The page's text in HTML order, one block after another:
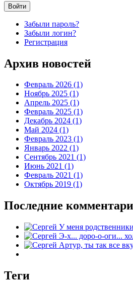
Войти
Забыли пароль?
Забыли логин?
Регистрация
Архив новостей
Февраль 2026 (1)
Ноябрь 2025 (1)
Апрель 2025 (1)
Февраль 2025 (1)
Декабрь 2024 (1)
Май 2024 (1)
Февраль 2023 (1)
Январь 2022 (1)
Сентябрь 2021 (1)
Июнь 2021 (1)
Февраль 2021 (1)
Октябрь 2019 (1)
Последние
У меня
Э-х... доро-о-оги...
Артур, ты так все
Теги